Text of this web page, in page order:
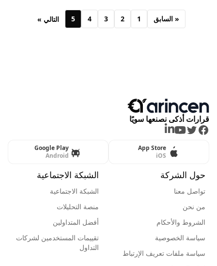
« السابق 1
2
3
4
5 التالي »
قرارات أذكى نصنعها سويًا
Facebook
Twitter
Youtube
LinkedIn
App Store
iOS
Google Play
Android
حول الشركة
تواصل معنا
من نحن
الشروط والأحكام
سياسة الخصوصية
سياسة ملفات تعريف الإرتباط
الشبكة الاجتماعية
الشبكة الاجتماعية
منصة التحليلات
أفضل المتداولين
تقييمات المستخدمين لشركات
التداول